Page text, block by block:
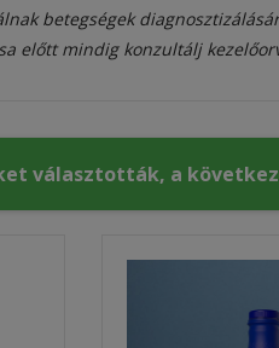
betegségek
előtt mindig konzultálj
választották, a